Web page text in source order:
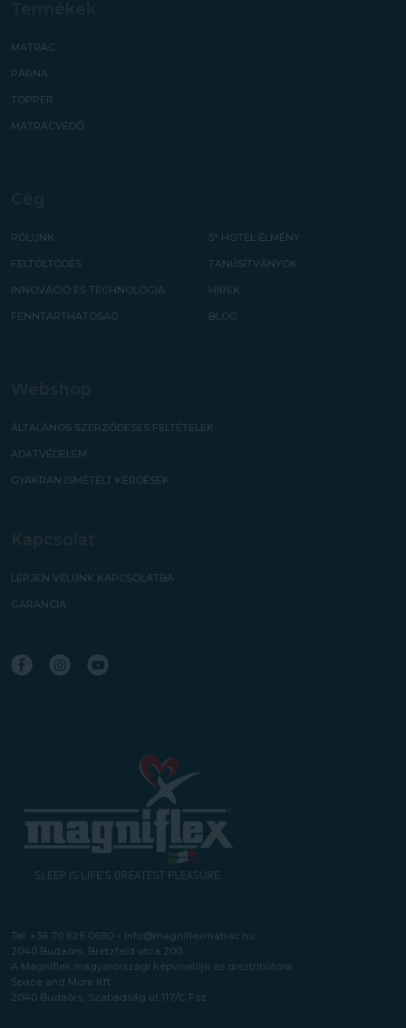
MATRAC
PÁRNA
TOPPER
MATRACVÉDŐ
RÓLUNK
FELTÖLTŐDÉS
INNOVÁCIÓ ÉS TECHNOLÓGIA
FENNTARTHATÓSÁG
5* HOTEL ÉLMÉNY
TANÚSÍTVÁNYOK
HÍREK
BLOG
ÁLTALÁNOS SZERZŐDÉSES FELTÉTELEK
ADATVÉDELEM
GYAKRAN ISMÉTELT KÉRDÉSEK
LÉPJEN VELÜNK KAPCSOLATBA
GARANCIA
Tel: +36 70 626 0690 – info@magniflexmatrac.hu
2040 Budaörs, Bretzfeld utca 200.
A Magniflex magyarországi képviselője és disztribútora:
Space and More Kft.
2040 Budaörs, Szabadság út 117/C Fsz